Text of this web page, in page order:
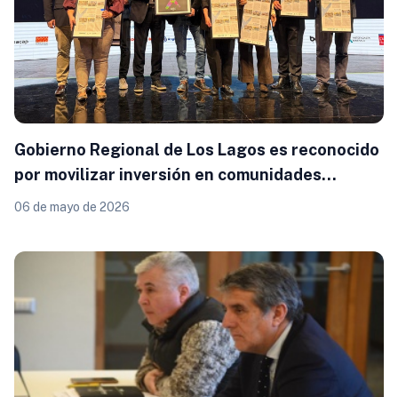
Gobierno Regional de Los Lagos es reconocido
por movilizar inversión en comunidades
aisladas a través de colaboración público-
06 de mayo de 2026